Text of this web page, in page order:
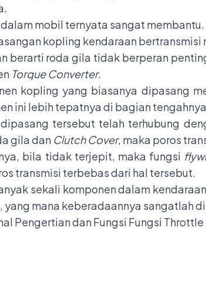
mobil ternyata sangat
kopling kendaraan bertransmisi
berarti roda gila tidak berperan
Torque Converter.
kopling yang biasanya dipasang
ini lebih tepatnya di bagian
tersebut telah terhubung
gila dan Clutch Cover, maka poros
bila tidak terjepit, maka fungsi
transmisi terbebas dari hal tersebut.
sekali komponen dalam
yang mana keberadaannya sangatlah
Pengertian dan Fungsi Fungsi